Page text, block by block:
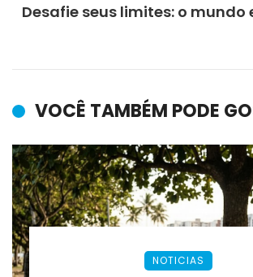
Desafie seus limites: o
VOCÊ TAMBÉM PODE
NOTICIAS